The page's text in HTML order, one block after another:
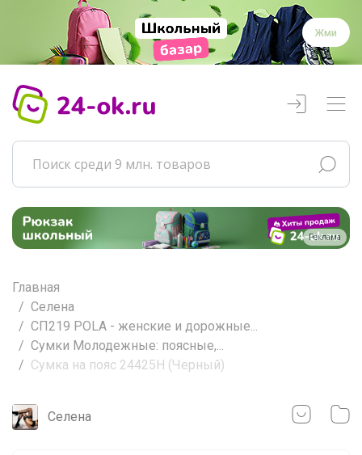
Жми
Реклама
Главная
Селена
СП219 POLA - женские и дорожные...
Сумки Молодежные: поясные,...
Сумка на пояс 24425H (Черный)
Селена